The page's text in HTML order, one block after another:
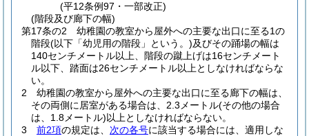
(平12条例97・一部改正)
(階段及び廊下の幅)
第17条の2
幼稚園の教室から屋外への主要な出口に至る1の
階段(以下「幼児用の階段」という。)及びその踊場の幅は
140センチメートル以上、階段の蹴上げは16センチメート
ル以下、踏面は26センチメートル以上としなければならな
い。
2
幼稚園の教室から屋外への主要な出口に至る廊下の幅は、
その両側に居室がある場合は、2.3メートル(その他の場合
は、1.8メートル)以上としなければならない。
3
前2項の規定は、 次の各号に該当する場合には、適用しな